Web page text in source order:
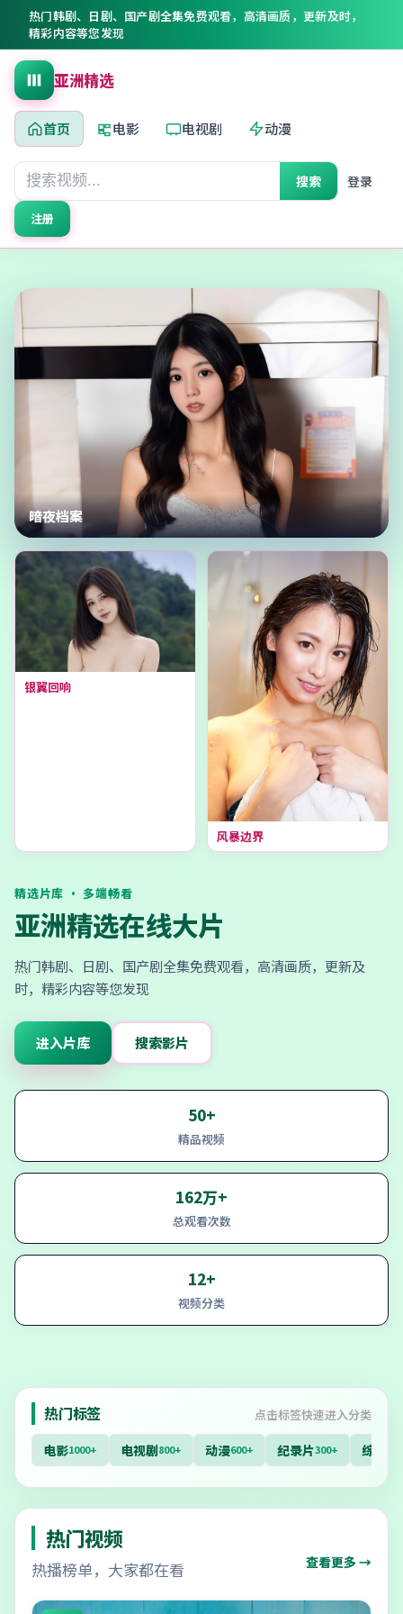
热门韩剧、日剧、国产剧全集免费观看，高清画质，更新及时，
精彩内容等您发现
亚洲精选
首页 电影 电视剧 动漫
搜索 登录
注册
精选片库 · 多端畅看
亚洲精选在线大片
热门韩剧、日剧、国产剧全集免费观看，高清画质，更新及
时，精彩内容等您发现
进入片库 搜索影片
50+
精品视频
162万+
总观看次数
12+
视频分类
暗夜档案
银翼回响
风暴边界
热门标签 点击标签快速进入分类
电影1000+ 电视剧800+ 动漫600+ 纪录片300+ 综艺
热门视频
热播榜单，大家都在看 查看更多 →